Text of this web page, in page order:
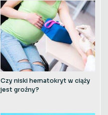
Czy niski hematokryt w ciąży
jest groźny?